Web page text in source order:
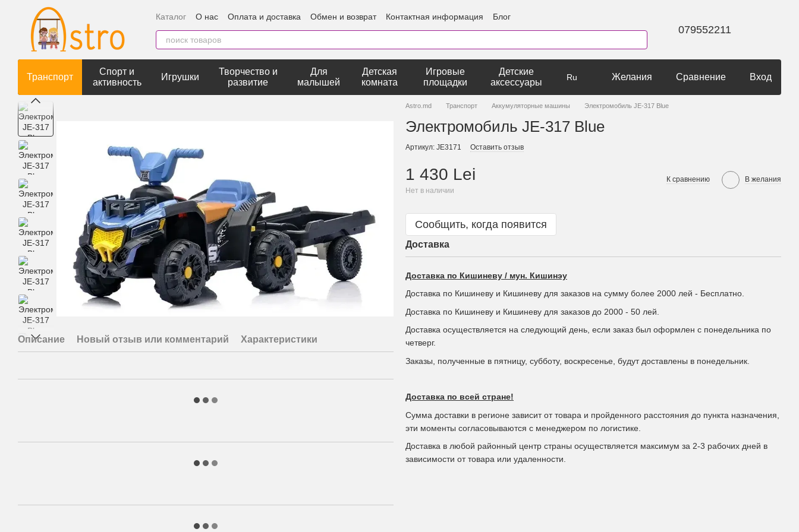
Перейти к основному контенту
Каталог О нас Оплата и доставка Обмен и возврат Контактная информация Блог
079552211
Транспорт
Спорт и
активность
Игрушки
Творчество и
развитие
Для
малышей
Детская
комната
Игровые
площадки
Детские
аксессуары
Ru Желания Сравнение Вход
Описание Новый отзыв или комментарий Характеристики
Astro.md Транспорт Аккумуляторные машины Электромобиль JE-317 Blue
Электромобиль JE-317 Blue
Артикул: JE3171 Оставить отзыв
1 430 Lei
Нет в наличии
К сравнению В желания
Сообщить, когда появится
Доставка
Доставка по Кишиневу / мун. Кишинэу
Доставка по Кишиневу и Кишиневу для заказов на сумму более 2000 лей - Бесплатно.
Доставка по Кишиневу и Кишиневу для заказов до 2000 - 50 лей.
Доставка осуществляется на следующий день, если заказ был оформлен с понедельника по
четверг.
Заказы, полученные в пятницу, субботу, воскресенье, будут доставлены в понедельник.
Доставка по всей стране!
Сумма доставки в регионе зависит от товара и пройденного расстояния до пункта назначения,
эти моменты согласовываются с менеджером по логистике.
Доставка в любой районный центр страны осуществляется максимум за 2-3 рабочих дней в
зависимости от товара или удаленности.